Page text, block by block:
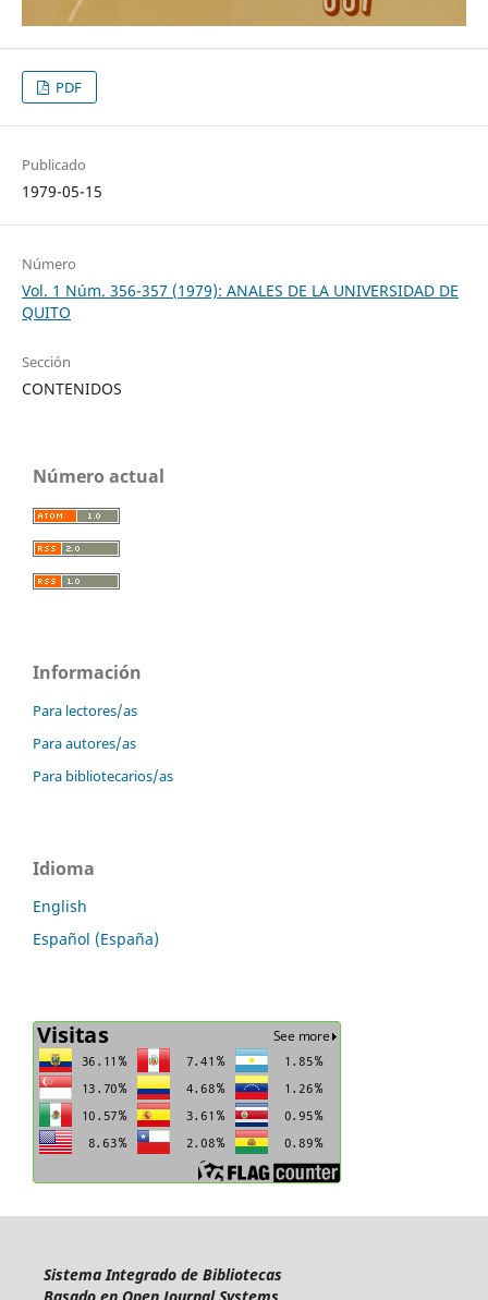
PDF
Publicado
1979-05-15
Número
Vol. 1 Núm. 356-357 (1979): ANALES DE LA UNIVERSIDAD DE
QUITO
Sección
CONTENIDOS
Número actual
Información
Para lectores/as
Para autores/as
Para bibliotecarios/as
Idioma
English
Español (España)
Sistema Integrado de Bibliotecas
Basado en Open Journal Systems